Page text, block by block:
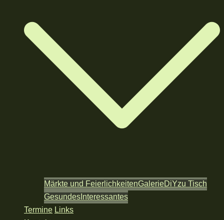
Märkte und FeierlichkeitenGalerieDiYzu Tisch
Gesundes Interessantes
Termine Links